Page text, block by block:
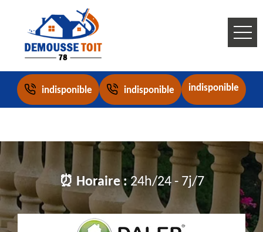
indisponible indisponible indisponible
⏰ Horaire :24h/24 - 7j/7